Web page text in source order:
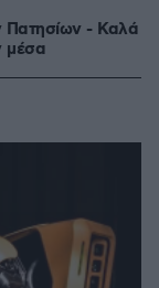
Πατησίων - Καλά
μέσα